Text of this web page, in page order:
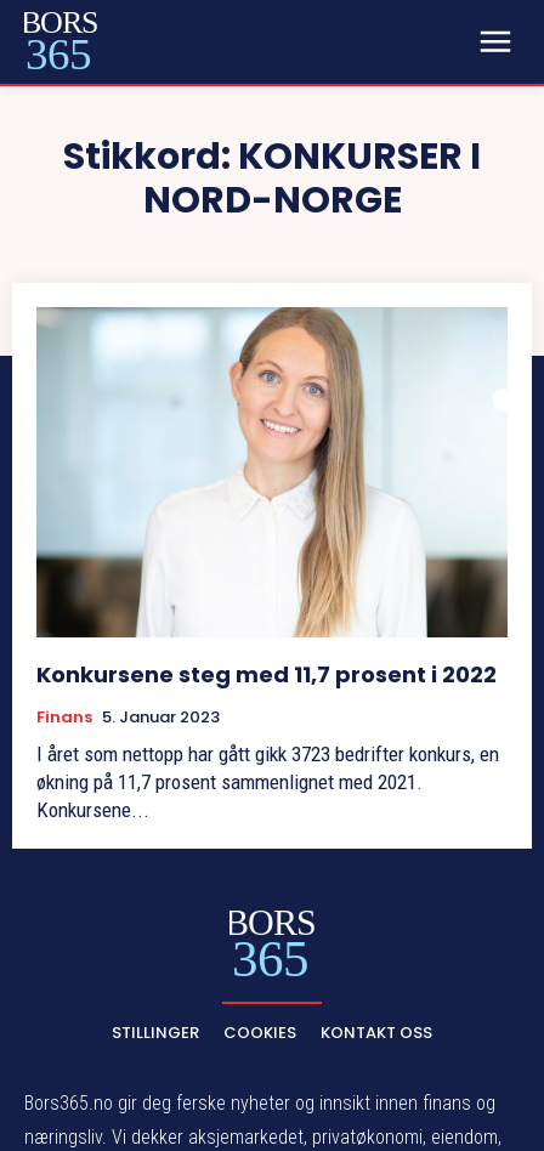
BORS
365
Stikkord: KONKURSER I
NORD-NORGE
Konkursene steg med 11,7 prosent i 2022
Finans 5. Januar 2023
I året som nettopp har gått gikk 3723 bedrifter konkurs, en
økning på 11,7 prosent sammenlignet med 2021.
Konkursene...
BORS
365
STILLINGER COOKIES KONTAKT OSS
Bors365.no gir deg ferske nyheter og innsikt innen finans og
næringsliv. Vi dekker aksjemarkedet, privatøkonomi, eiendom,